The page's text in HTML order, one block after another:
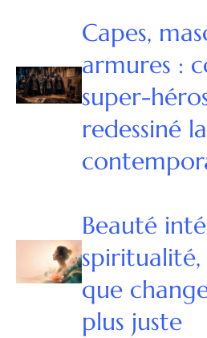
Capes,
armures :
super-
redessiné
Beauté
spiritualité,
que
plus juste